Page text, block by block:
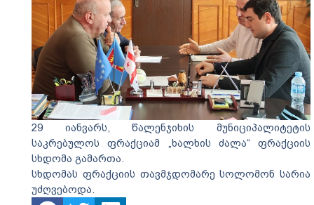
29 იანვარს, წალენჯიხის მუნიციპალიტეტის
საკრებულოს ფრაქციამ „ხალხის ძალა“ ფრაქციის
სხდომა გამართა.
სხდომას ფრაქციის თავმჯდომარე სოლომონ სარია
უძღვებოდა.